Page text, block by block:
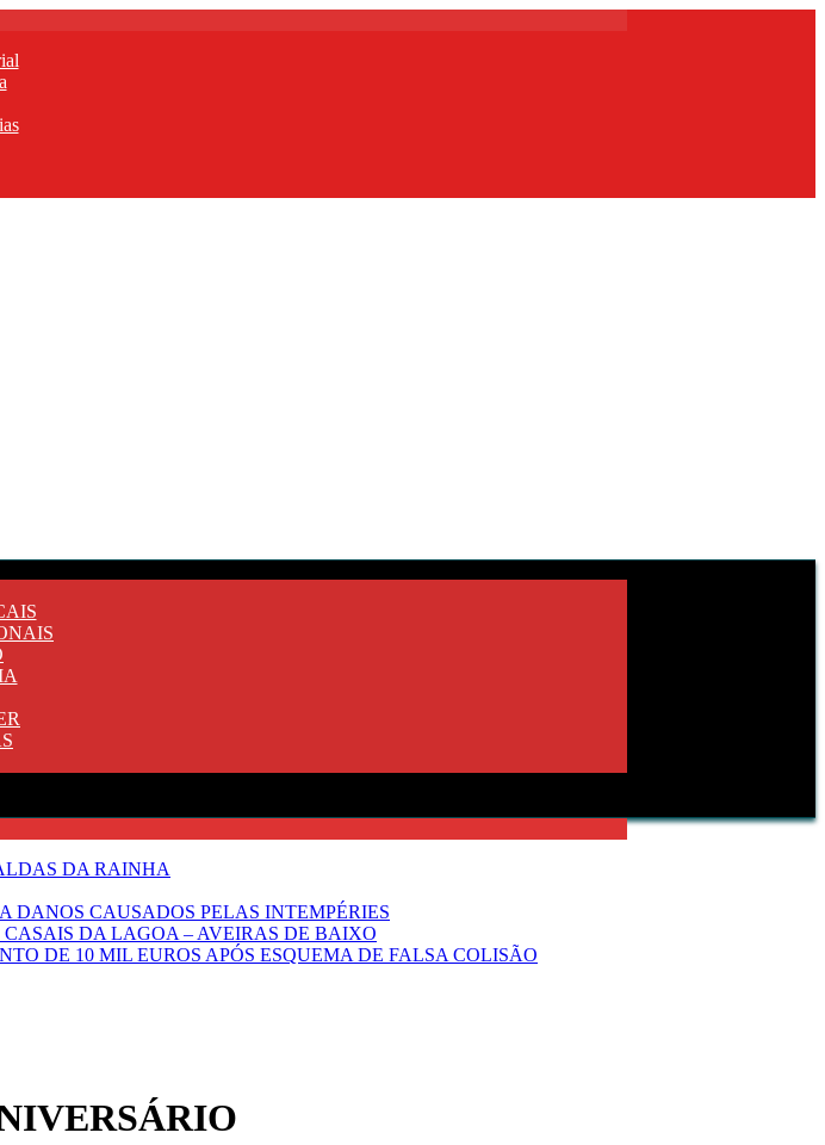
DA RAINHA
DANOS CAUSADOS PELAS INTEMPÉRIES
DA LAGOA – AVEIRAS DE BAIXO
DE 10 MIL EUROS APÓS ESQUEMA DE FALSA COLISÃO